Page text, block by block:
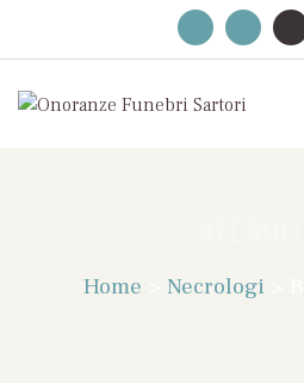
Home Necrologi